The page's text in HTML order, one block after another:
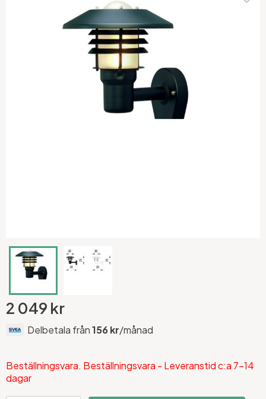
2 049 kr
Delbetala från156 kr/månad
Beställningsvara. Beställningsvara - Leveranstid c:a 7-14
dagar